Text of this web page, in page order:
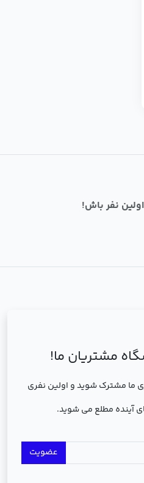
نفر باش!
مشتریان ما!
ما مشترک شوید و اولین نفری
آینده مطلع می شوید.
عضویت